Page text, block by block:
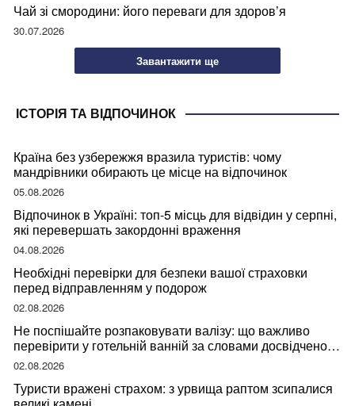
Чай зі смородини: його переваги для здоров’я
30.07.2026
Завантажити ще
ІСТОРІЯ ТА ВІДПОЧИНОК
Країна без узбережжя вразила туристів: чому
мандрівники обирають це місце на відпочинок
05.08.2026
Відпочинок в Україні: топ-5 місць для відвідин у серпні,
які перевершать закордонні враження
04.08.2026
Необхідні перевірки для безпеки вашої страховки
перед відправленням у подорож
02.08.2026
Не поспішайте розпаковувати валізу: що важливо
перевірити у готельній ванній за словами досвідченої
мандрівниці
02.08.2026
Туристи вражені страхом: з урвища раптом зсипалися